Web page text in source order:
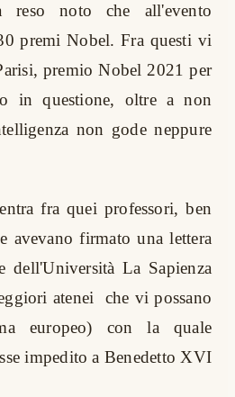
reso noto che all'evento
premi Nobel. Fra questi vi
premio Nobel 2021 per
in questione, oltre a non
non gode neppure
fra quei professori, ben
avevano firmato una lettera
dell'Università La Sapienza
atenei che vi possano
europeo) con la quale
impedito a Benedetto XVI